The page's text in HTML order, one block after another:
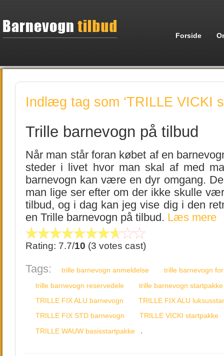
Forside
Indlæg tag som ‘TRILLE VICKI
Trille barnevogn på tilbud
Når man står foran købet af en
steder i livet hvor man skal af med
barnevogn kan være en dyr omgang.
man lige ser efter om der ikke skulle
tilbud, og i dag kan jeg vise dig i den
en Trille barnevogn på tilbud. Læs mere
Rating: 7.7/10 (3 votes cast)
Tags: trille barnevogn anmeldelse
trille barnevogn
trille barnevogn reservedele
trille barnevogn startpakke
TRILLE FIX ALU barnevogn
TRILLE FIX ALU
TRILLE FIX STD barnevogn
TRILLE VICKI startpakke
TRILLE WAUW basisstartpakke
.